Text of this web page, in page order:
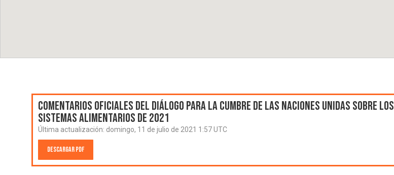
Comentarios oficiales del Diálogo para la Cumbre de las Naciones Unidas sobre los
Sistemas Alimentarios de 2021
Última actualización: domingo, 11 de julio de 2021 1:57 UTC
Descargar PDF